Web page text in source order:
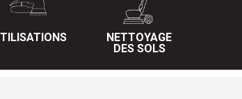
NETTOYAGE
DES SOLS